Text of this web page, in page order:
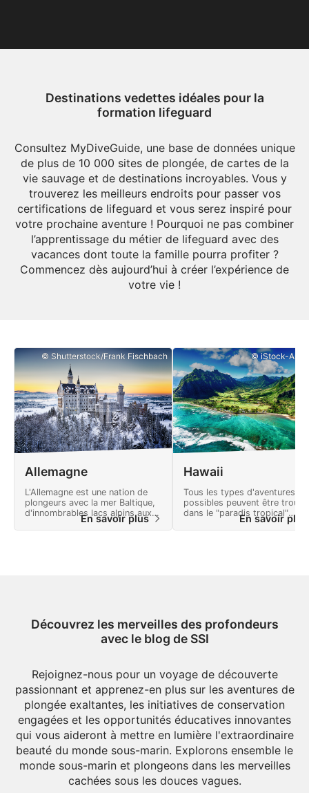
Destinations vedettes idéales pour la
formation lifeguard
Consultez MyDiveGuide, une base de données unique
de plus de 10 000 sites de plongée, de cartes de la
vie sauvage et de destinations incroyables. Vous y
trouverez les meilleurs endroits pour passer vos
certifications de lifeguard et vous serez inspiré pour
votre prochaine aventure ! Pourquoi ne pas combiner
l’apprentissage du métier de lifeguard avec des
vacances dont toute la famille pourra profiter ?
Commencez dès aujourd’hui à créer l’expérience de
votre vie !
© Shutterstock/Frank Fischbach
Allemagne
L'Allemagne est une nation de
plongeurs avec la mer Baltique,
d'innombrables lacs alpins aux
eaux cristallines et des centres
de plongée en salle.
En savoir plus
© iStock-Art
Hawaii
Tous les types d'aventures
possibles peuvent être
dans le "paradis tropical"
d'Hawaii, y compris des
déchiquetées spectaculaires,
En savoir
Découvrez les merveilles des profondeurs
avec le blog de SSI
Rejoignez-nous pour un voyage de découverte
passionnant et apprenez-en plus sur les aventures de
plongée exaltantes, les initiatives de conservation
engagées et les opportunités éducatives innovantes
qui vous aideront à mettre en lumière l'extraordinaire
beauté du monde sous-marin. Explorons ensemble le
monde sous-marin et plongeons dans les merveilles
cachées sous les douces vagues.